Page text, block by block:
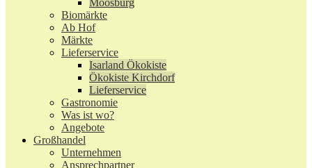
Moosburg
Biomärkte
Ab Hof
Märkte
Lieferservice
Isarland Ökokiste
Ökokiste Kirchdorf
Lieferservice
Gastronomie
Was ist wo?
Angebote
Großhandel
Unternehmen
Ansprechpartner